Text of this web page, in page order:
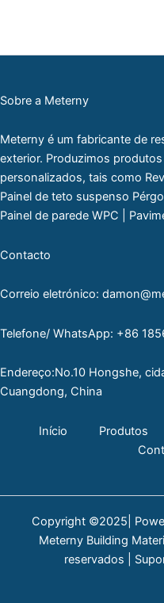
Sobre a Meterny
Meterny é um fabricante de
exterior. Produzimos
personalizados, tais como
Painel de teto suspenso
Painel de parede WPC |
Contacto
Correio eletrónico:
Telefone/ WhatsApp: +86
Endereço:No.10 Hongshe,
Cuangdong, China
Início Produtos
Copyright ©2025|
Meterny Building
reservados |